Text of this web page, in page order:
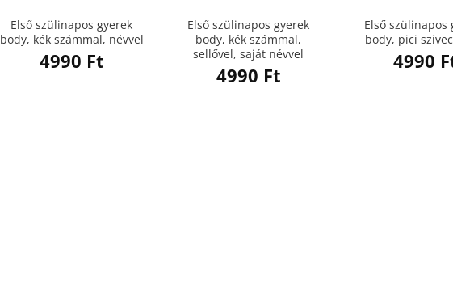
Első szülinapos gyerek
body, kék számmal, névvel
4990 Ft
Első szülinapos gyerek
body, kék számmal,
sellővel, saját névvel
4990 Ft
Első szülinapos
body, pici
4990